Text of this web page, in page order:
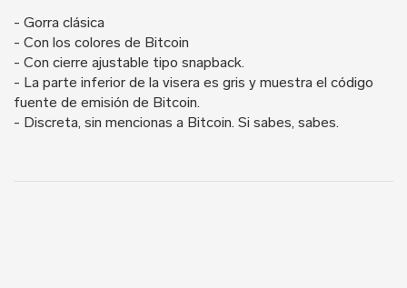
- Gorra clásica
- Con los colores de Bitcoin
- Con cierre ajustable tipo snapback.
- La parte inferior de la visera es gris y muestra el código
fuente de emisión de Bitcoin.
- Discreta, sin mencionas a Bitcoin. Si sabes, sabes.